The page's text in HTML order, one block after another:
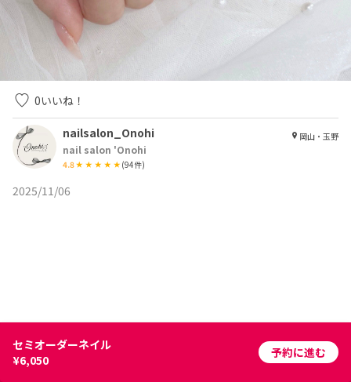
0いいね！
nailsalon_Onohi
nail salon 'Onohi
4.8 (94件)
岡山・玉野
2025/11/06
セミオーダーネイル
¥6,050
予約に進む